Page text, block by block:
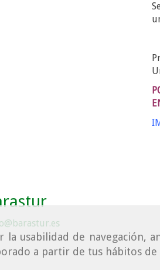
usabilidad de navegación,
a partir de tus hábitos
barastur.es